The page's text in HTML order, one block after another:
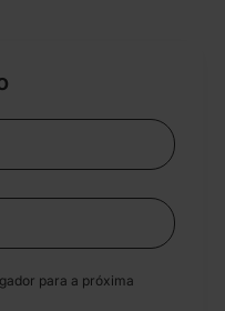
para a próxima